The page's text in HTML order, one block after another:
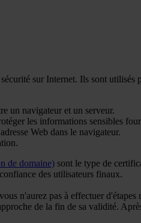
sur Internet. Ils sont
un navigateur et un serveur.
les informations sensibles
Web dans le navigateur.
de domaine) sont le type de
des utilisateurs finaux.
n'aurez pas à effectuer
de la fin de sa validité.